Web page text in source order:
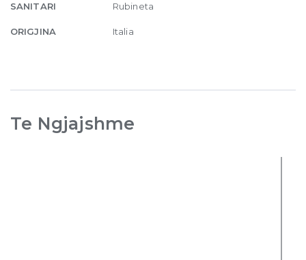
SANITARI Rubineta
ORIGJINA Italia
Te Ngjajshme